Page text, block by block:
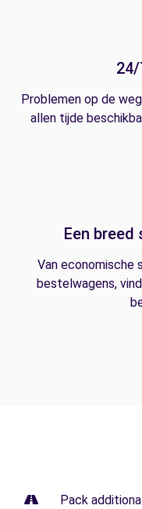
Problemen op de
allen tijde
Een breed
Van economische
bestelwagens,
Pack